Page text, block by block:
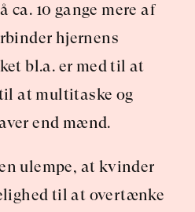
ca. 10 gange mere af
hjernens
bl.a. er med til at
at multitaske og
end mænd.
ulempe, at kvinder
til at overtænke